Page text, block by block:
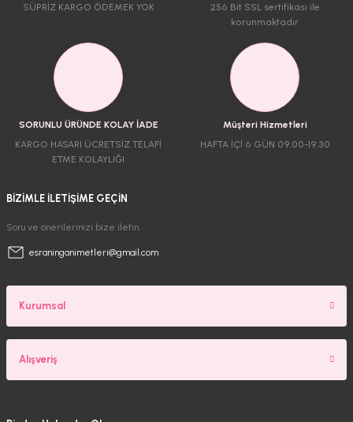
SÜPRİZ KARGO ÖDEMEK YOK
256 Bit SSL sertifikası ile
korunmaktadır
SORUNLU ÜRÜNDE KOLAY İADE
KARGO HASARI ÜCRETSİZ TELAFİ
ETME KOLAYLIĞI
Müşteri Hizmetleri
HAFTA İÇİ 6 GÜN 09.00-19.30
BİZİMLE İLETİŞİME GEÇİN
Soru ve önerilerinizi bize iletin.
esraninganimetleri@gmail.com
Kurumsal
Alışveriş